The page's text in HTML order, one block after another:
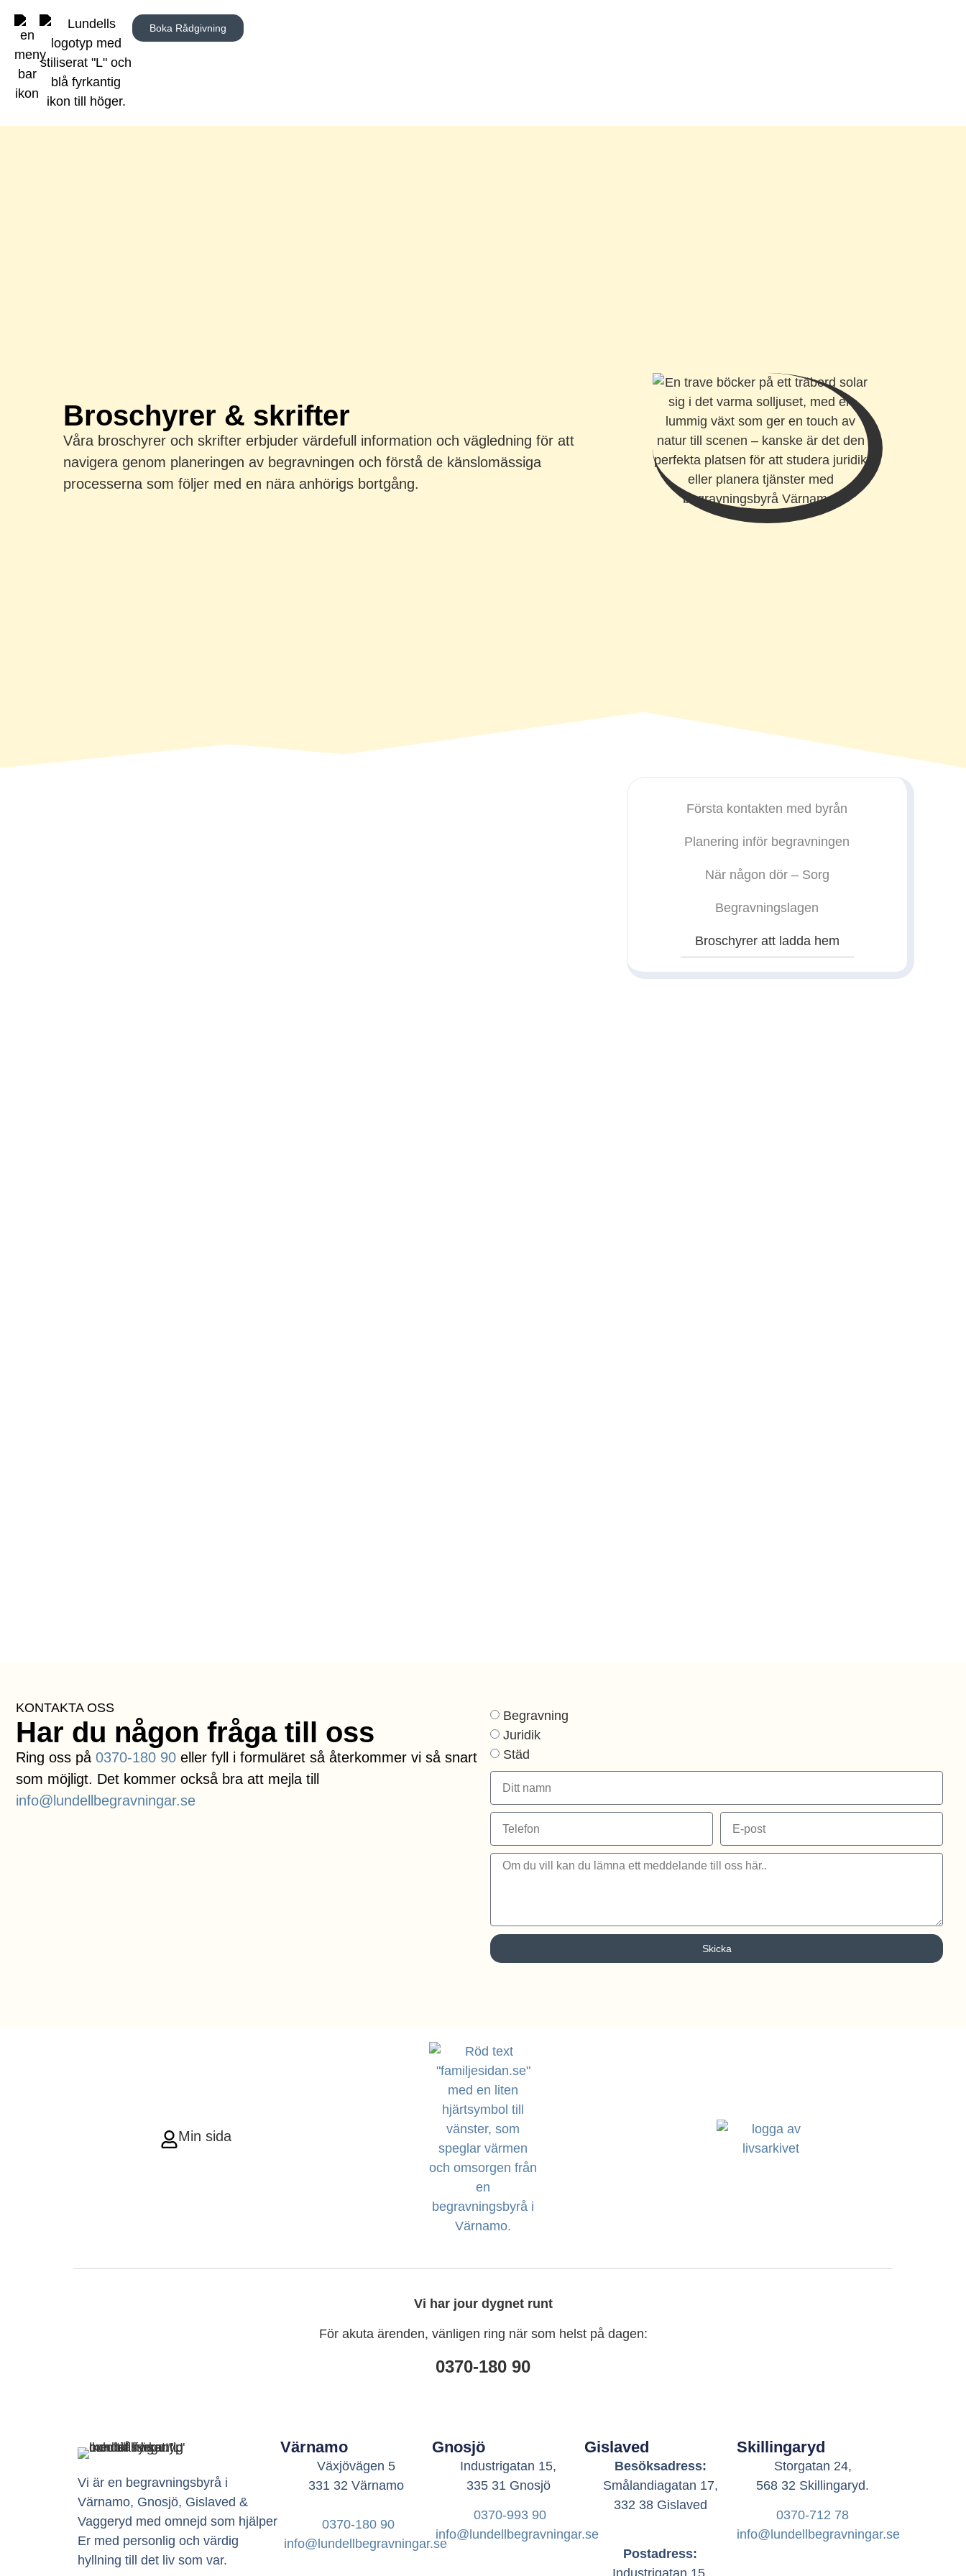
Boka Rådgivning
Broschyrer & skrifter
Våra broschyrer och skrifter erbjuder värdefull information och vägledning för att
navigera genom planeringen av begravningen och förstå de känslomässiga
processerna som följer med en nära anhörigs bortgång.
Första kontakten med byrån
Planering inför begravningen
När någon dör – Sorg
Begravningslagen
Broschyrer att ladda hem
KONTAKTA OSS
Har du någon fråga till oss
Ring oss på 0370-180 90 eller fyll i formuläret så återkommer vi så snart
som möjligt. Det kommer också bra att mejla till
info@lundellbegravningar.se
Begravning
Juridik
Städ
Skicka
Min sida
Vi har jour dygnet runt
För akuta ärenden, vänligen ring när som helst på dagen:
0370-180 90
Vi är en begravningsbyrå i
Värnamo, Gnosjö, Gislaved &
Vaggeryd med omnejd som hjälper
Er med personlig och värdig
hyllning till det liv som var.
Värnamo
Växjövägen 5
331 32 Värnamo
0370-180 90
info@lundellbegravningar.se
Gnosjö
Industrigatan 15,
335 31 Gnosjö
0370-993 90
info@lundellbegravningar.se
Gislaved
Besöksadress:
Smålandiagatan 17,
332 38 Gislaved
Postadress:
Skillingaryd
Storgatan 24,
568 32 Skillingaryd.
0370-712 78
info@lundellbegravningar.se